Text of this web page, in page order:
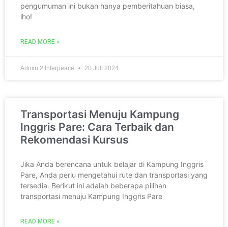
pengumuman ini bukan hanya pemberitahuan biasa,
lho!
READ MORE »
Admin 2 Interpeace 20 Juli 2024
Transportasi Menuju Kampung
Inggris Pare: Cara Terbaik dan
Rekomendasi Kursus
Jika Anda berencana untuk belajar di Kampung Inggris
Pare, Anda perlu mengetahui rute dan transportasi yang
tersedia. Berikut ini adalah beberapa pilihan
transportasi menuju Kampung Inggris Pare
READ MORE »